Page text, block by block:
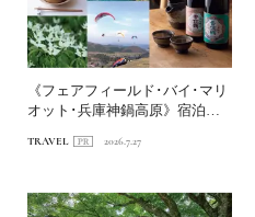
《フェアフィールド･バイ･マリ
オット･兵庫神鍋高原》宿泊特
TRAVEL 2026.7.27